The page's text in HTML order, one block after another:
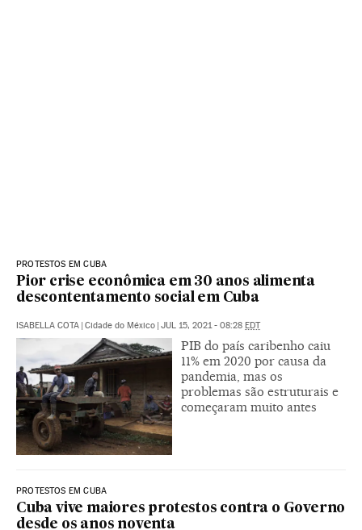
PROTESTOS EM CUBA
Pior crise econômica em 30 anos alimenta
descontentamento social em Cuba
ISABELLA COTA | Cidade do México | JUL 15, 2021 - 08:28 EDT
PIB do país caribenho caiu
11% em 2020 por causa da
pandemia, mas os
problemas são estruturais e
começaram muito antes
PROTESTOS EM CUBA
Cuba vive maiores protestos contra o Governo
desde os anos noventa